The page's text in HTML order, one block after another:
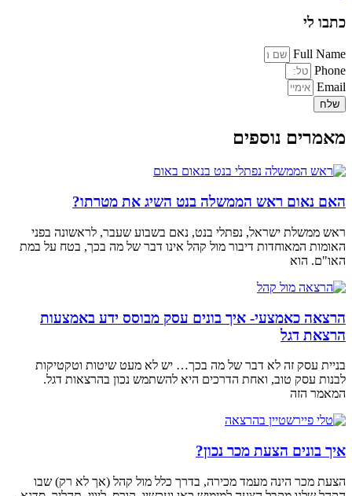
כתבו לי
Full Name
Phone
Email
שלח
מאמרים נוספים
האם נאום ראש הממשלה בנט השיג את מטרתו?
ראש ממשלת ישראל, נפתלי בנט, נאם בשבוע שעבר, לראשונה בפני
האומות המאוחדות דיבור מול קהל אינו דבר של מה בכך, בטח על במת
האו"ם. הוא
הרצאה כאמצעי- איך בונים עסק מבוסס ידע באמצעות
הרצאת דגל
בניית עסק זה לא דבר של מה בכך… יש לא מעט שיטות וטקטיקות
לבנות עסק טוב, ואחת הדרכים היא להשתמש נכון בהרצאות דגל.
המאמר הזה
איך בונים הצעת מכר נכון?
הצעת מכר הינה מעמד מכירה, בדרך כלל מול קהל (אך לא רק) שבו